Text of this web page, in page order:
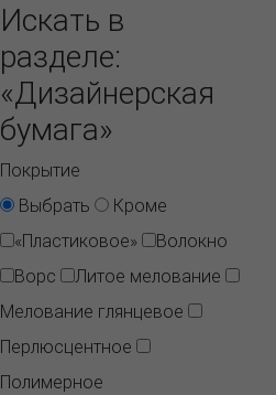
Искать в
разделе:
«Дизайнерская
бумага»
Покрытие
Выбрать
Кроме
«Пластиковое»
Волокно
Ворс
Литое мелование
Мелование глянцевое
Перлюсцентное
Полимерное